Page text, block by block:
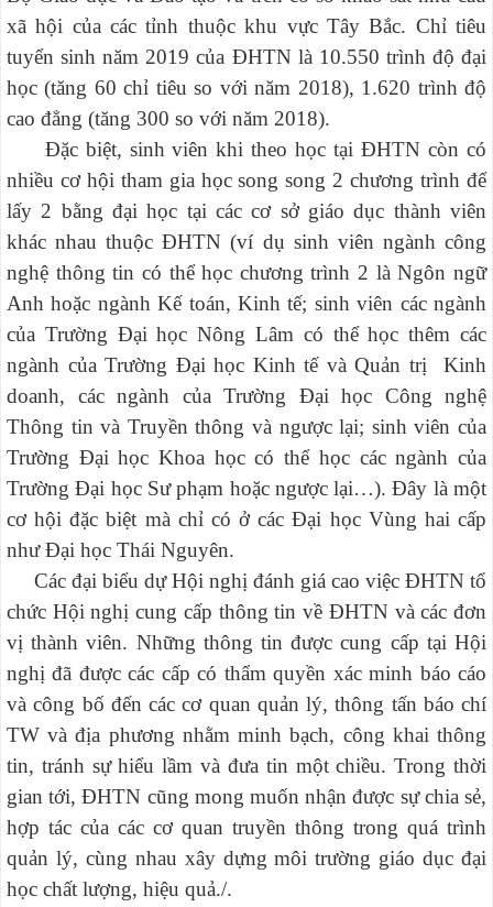
xã hội của các tỉnh thuộc khu vực Tây Bắc. Chỉ tiêu
tuyển sinh năm 2019 của ĐHTN là 10.550 trình độ đại
học (tăng 60 chỉ tiêu so với năm 2018), 1.620 trình độ
cao đẳng (tăng 300 so với năm 2018).
Đặc biệt, sinh viên khi theo học tại ĐHTN còn có
nhiều cơ hội tham gia học song song 2 chương trình để
lấy 2 bằng đại học tại các cơ sở giáo dục thành viên
khác nhau thuộc ĐHTN (ví dụ sinh viên ngành công
nghệ thông tin có thể học chương trình 2 là Ngôn ngữ
Anh hoặc ngành Kế toán, Kinh tế; sinh viên các ngành
của Trường Đại học Nông Lâm có thể học thêm các
ngành của Trường Đại học Kinh tế và Quản trị Kinh
doanh, các ngành của Trường Đại học Công nghệ
Thông tin và Truyền thông và ngược lại; sinh viên của
Trường Đại học Khoa học có thể học các ngành của
Trường Đại học Sư phạm hoặc ngược lại…). Đây là một
cơ hội đặc biệt mà chỉ có ở các Đại học Vùng hai cấp
như Đại học Thái Nguyên.
Các đại biểu dự Hội nghị đánh giá cao việc ĐHTN tổ
chức Hội nghị cung cấp thông tin về ĐHTN và các đơn
vị thành viên. Những thông tin được cung cấp tại Hội
nghị đã được các cấp có thẩm quyền xác minh báo cáo
và công bố đến các cơ quan quản lý, thông tấn báo chí
TW và địa phương nhằm minh bạch, công khai thông
tin, tránh sự hiểu lầm và đưa tin một chiều. Trong thời
gian tới, ĐHTN cũng mong muốn nhận được sự chia sẻ,
hợp tác của các cơ quan truyền thông trong quá trình
quản lý, cùng nhau xây dựng môi trường giáo dục đại
học chất lượng, hiệu quả./.